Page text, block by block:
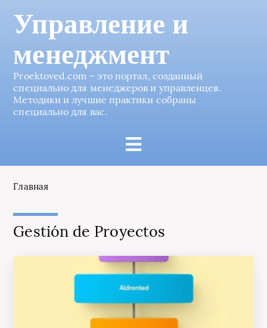
Управление и
менеджмент
Proektoved.com – это портал, созданный
специально для менеджеров и управленцев.
Методики и лучшие практики собраны
специально для вас.
Главная
Gestión de Proyectos